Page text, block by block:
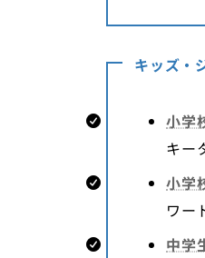
キッズ・
小学
キー
小学
ワー
中学